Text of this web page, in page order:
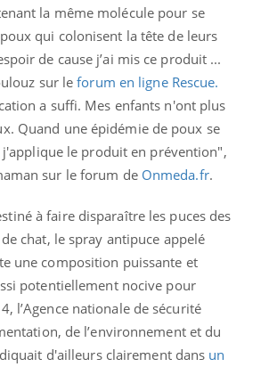
la même molécule pour se
qui colonisent la tête de leurs
de cause j’ai mis ce produit ...
sur leforum en ligne Rescue.
a suffi. Mes enfants n'ont plus
Quand une épidémie de poux se
j'applique le produit en prévention",
sur le forum de Onmeda.fr.
à faire disparaître les puces des
chat, le spray antipuce appelé
une composition puissante et
potentiellement nocive pour
l’Agence nationale de sécurité
de l’environnement et du
d'ailleurs clairement dans un